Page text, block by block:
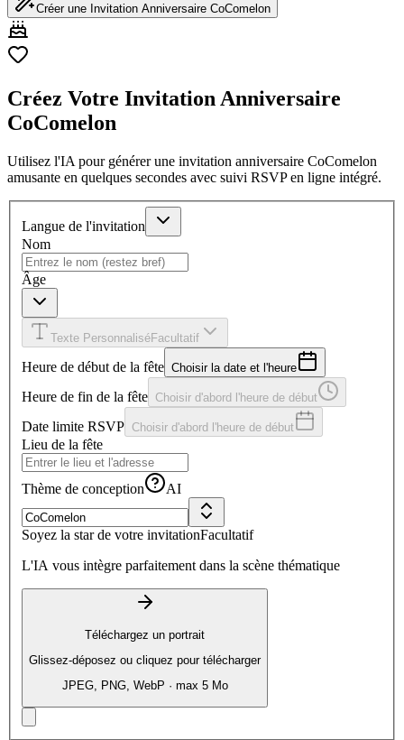
Créer une Invitation Anniversaire CoComelon
Créez Votre Invitation Anniversaire
CoComelon
Utilisez l'IA pour générer une invitation anniversaire CoComelon
amusante en quelques secondes avec suivi RSVP en ligne intégré.
Langue de l'invitation
Nom
Âge
Texte PersonnaliséFacultatif
Heure de début de la fête Choisir la date et l'heure
Heure de fin de la fête Choisir d'abord l'heure de début
Date limite RSVP Choisir d'abord l'heure de début
Lieu de la fête
Thème de conception AI
Soyez la star de votre invitationFacultatif
L'IA vous intègre parfaitement dans la scène thématique
Téléchargez un portrait
Glissez-déposez ou cliquez pour télécharger
JPEG, PNG, WebP · max 5 Mo